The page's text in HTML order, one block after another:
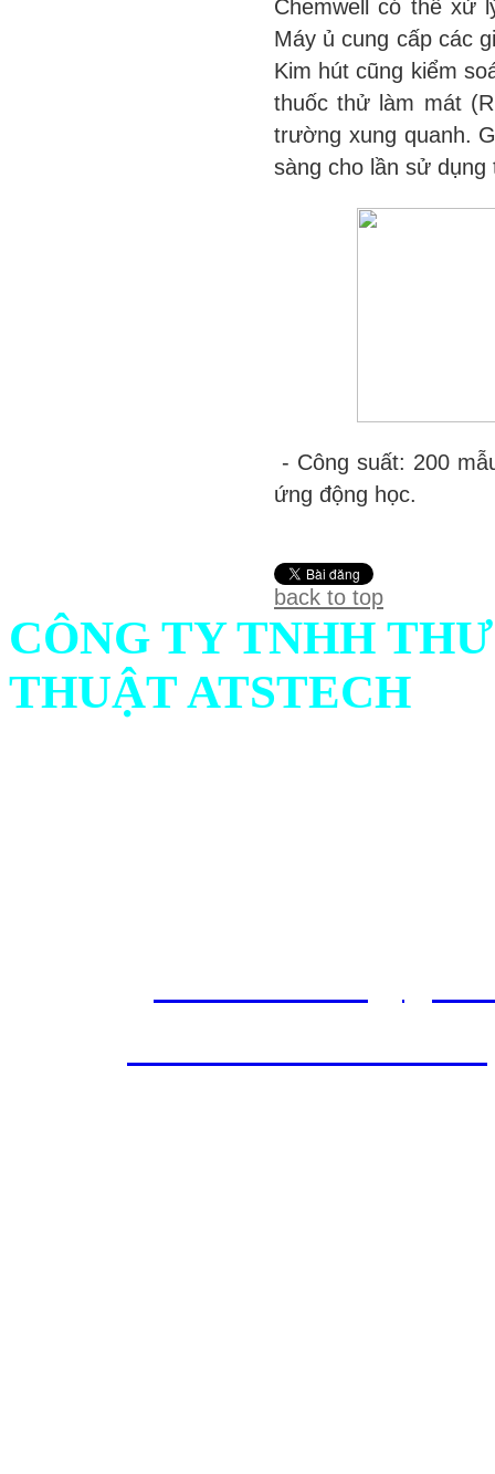
Chemwell có thể xử
Máy ủ cung cấp các
Kim hút cũng kiểm
thuốc thử làm mát
trường xung quanh.
sàng cho lần sử dụng
- Công suất: 200
ứng động học.
back to top
CÔNG TY TNHH
THUẬT ATSTECH